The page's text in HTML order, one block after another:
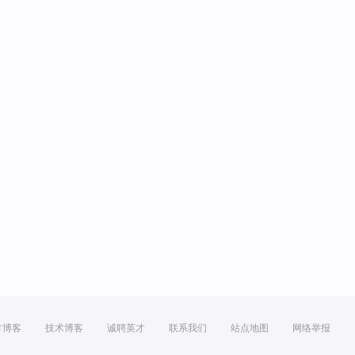
博客 技术博客 诚聘英才 联系我们 站点地图 网络举报